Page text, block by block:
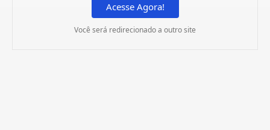
Acesse Agora!
Você será redirecionado a outro site